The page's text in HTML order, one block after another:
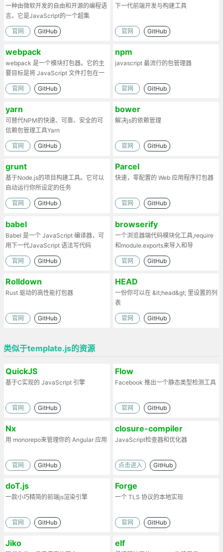
一种由微软开发的自由和开源的编程语
言。它是JavaScript的一个超集
官网 GitHub
下一代前端开发与构建工具
官网 GitHub
webpack
webpack 是一个模块打包器。它的主
要目标是将 JavaScript 文件打包在一
起
官网 GitHub
npm
javascript 最流行的包管理器
官网 GitHub
yarn
可替代NPM的快速、可靠、安全的可
信赖包管理工具Yarn
官网 GitHub
bower
解决js的依赖管理
官网 GitHub
grunt
基于Node.js的项目构建工具。它可以
自动运行你所设定的任务
官网 GitHub
Parcel
快速，零配置的 Web 应用程序打包器
官网 GitHub
babel
Babel 是一个 JavaScript 编译器，可
用下一代JavaScript 语法写代码
官网 GitHub
browserify
一个浏览器端代码模块化工具,require
和module.exports来导入和导
出.Browserify的原理：部署时处理代
码依赖，将模块打包为一个文件。
官网 GitHub
Rolldown
Rust 驱动的高性能打包器
官网 GitHub
HEAD
一份你可以在 &lt;head&gt; 里设置的列
表
官网 GitHub
类似于template.js的资源
QuickJS
基于C实现的 JavaScript 引擎
官网 GitHub
Flow
Facebook 推出一个静态类型检测工具
官网 GitHub
Nx
用 monorepo来管理你的 Angular 应用
官网 GitHub
closure-compiler
JavaScript检查器和优化器
点击进入 GitHub
doT.js
一款小巧精简的前端js渲染引擎
官网 GitHub
Forge
一个 TLS 协议的本地实现
官网 GitHub
Jiko elf